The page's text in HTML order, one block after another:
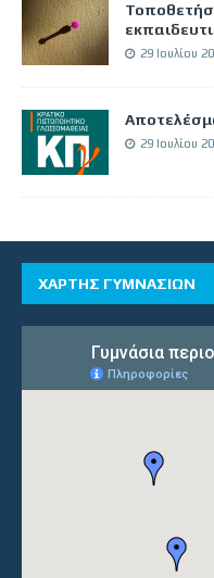
29 Ιουλίου
29 Ιουλίου
ΧΑΡΤΗΣ ΓΥΜΝΑΣΙΩΝ